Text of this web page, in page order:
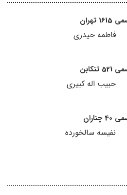
فاطمه حیدری
حبیب اله کبیری
نفیسه سالخورده